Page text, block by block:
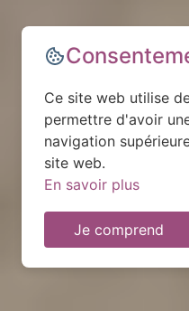
Ce site web utilise
permettre d'avoir
navigation
site web.
En savoir plus
Je comprend